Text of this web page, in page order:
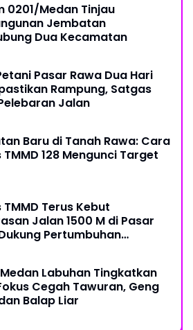
0201/Medan Tinjau
Jembatan
Dua Kecamatan
Pasar Rawa Dua Hari
Rampung, Satgas
Jalan
Baru di Tanah Rawa: Cara
128 Mengunci Target
Terus Kebut
Jalan 1500 M di Pasar
Pertumbuhan
Labuhan Tingkatkan
Cegah Tawuran, Geng
Balap Liar